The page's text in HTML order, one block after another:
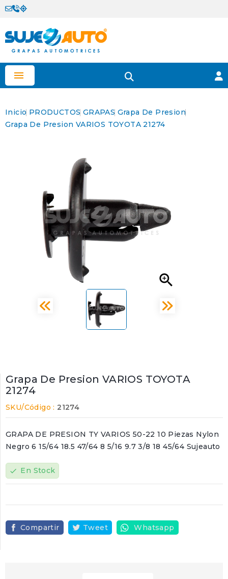

Inicio PRODUCTOS GRAPAS Grapa De Presion
Grapa De Presion VARIOS TOYOTA 21274

Grapa De Presion VARIOS TOYOTA
21274
SKU/Código : 21274
GRAPA DE PRESION TY VARIOS 50-22 10 Piezas Nylon
Negro 6 15/64 18.5 47/64 8 5/16 9.7 3/8 18 45/64 Sujeauto
check En Stock
Compartir Tweet Whatsapp